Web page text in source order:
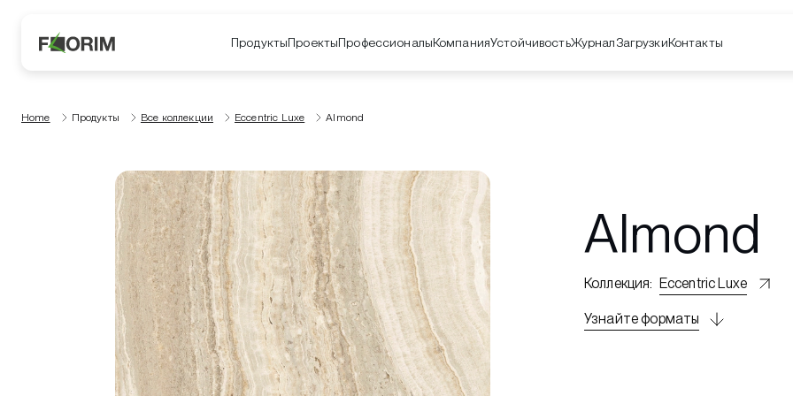
ПродуктыПроектыПрофессионалыКомпанияУстойчивостьЖурналЗагрузкиКонтакты
Home Продукты Все коллекции Eccentric Luxe Almond
Almond
Коллекция: Eccentric Luxe
Узнайте форматы